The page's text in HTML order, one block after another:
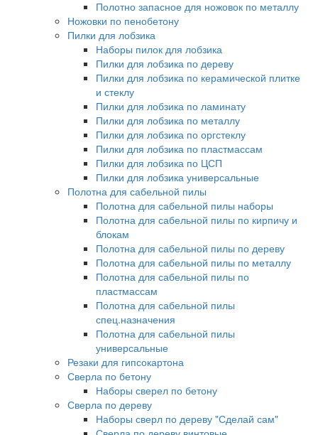
Полотно запасное для ножовок по металлу
Ножовки по пенобетону
Пилки для лобзика
Наборы пилок для лобзика
Пилки для лобзика по дереву
Пилки для лобзика по керамической плитке
и стеклу
Пилки для лобзика по ламинату
Пилки для лобзика по металлу
Пилки для лобзика по оргстеклу
Пилки для лобзика по пластмассам
Пилки для лобзика по ЦСП
Пилки для лобзика универсальные
Полотна для сабельной пилы
Полотна для сабельной пилы наборы
Полотна для сабельной пилы по кирпичу и
блокам
Полотна для сабельной пилы по дереву
Полотна для сабельной пилы по металлу
Полотна для сабельной пилы по
пластмассам
Полотна для сабельной пилы
спец.назначения
Полотна для сабельной пилы
универсальные
Резаки для гипсокартона
Сверла по бетону
Наборы сверел по бетону
Сверла по дереву
Наборы сверл по дереву "Сделай сам"